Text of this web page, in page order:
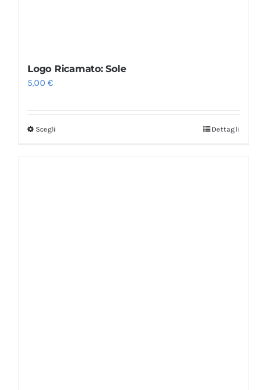
Logo Ricamato: Sole
5,00€
Scegli Dettagli